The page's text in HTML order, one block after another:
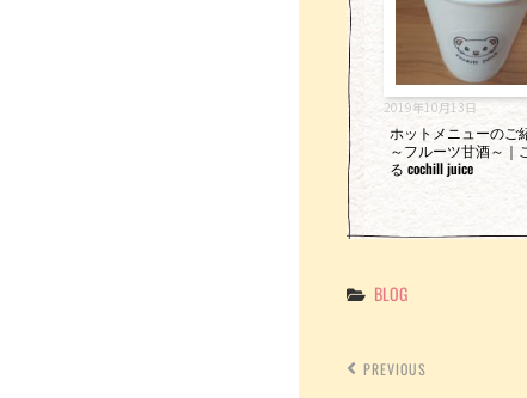
2019年10月13日
ホットメニューのご
～フルーツ甘酒～｜
る cochill juice
Categories
BLOG
PREVIOUS